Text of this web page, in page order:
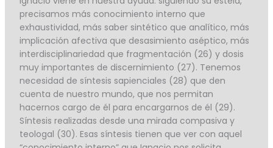
precisamos más conocimiento interno que
exhaustividad, más saber sintético que analítico, más
implicación afectiva que desasimiento aséptico, más
interdisciplinariedad que fragmentación (26) y dosis
muy importantes de discernimiento (27). Tenemos
necesidad de síntesis sapienciales (28) que den
cuenta de nuestro mundo, que nos permitan
hacernos cargo de él para encargarnos de él (29).
Síntesis realizadas desde una mirada compasiva y
teologal (30). Esas síntesis tienen que ver con aquel